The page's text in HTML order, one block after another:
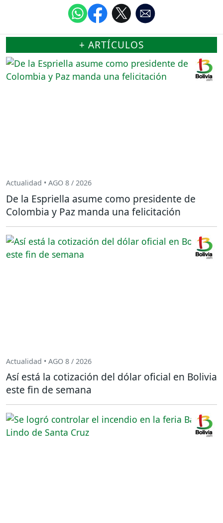
+ ARTÍCULOS
Actualidad • AGO 8 / 2026
De la Espriella asume como presidente de
Colombia y Paz manda una felicitación
Actualidad • AGO 8 / 2026
Así está la cotización del dólar oficial en Bolivia
este fin de semana